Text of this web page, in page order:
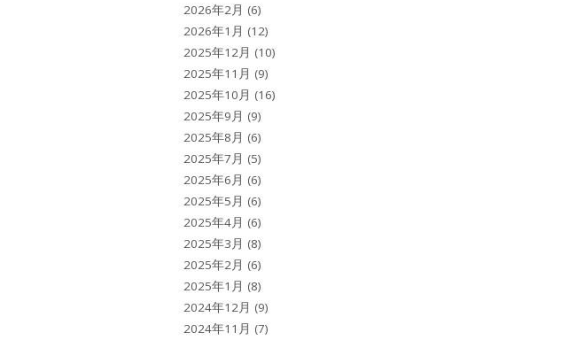
2026年2月 (6)
2026年1月 (12)
2025年12月 (10)
2025年11月 (9)
2025年10月 (16)
2025年9月 (9)
2025年8月 (6)
2025年7月 (5)
2025年6月 (6)
2025年5月 (6)
2025年4月 (6)
2025年3月 (8)
2025年2月 (6)
2025年1月 (8)
2024年12月 (9)
2024年11月 (7)